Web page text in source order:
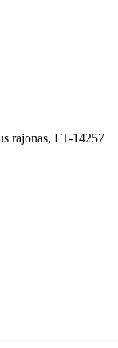
rajonas, LT-14257